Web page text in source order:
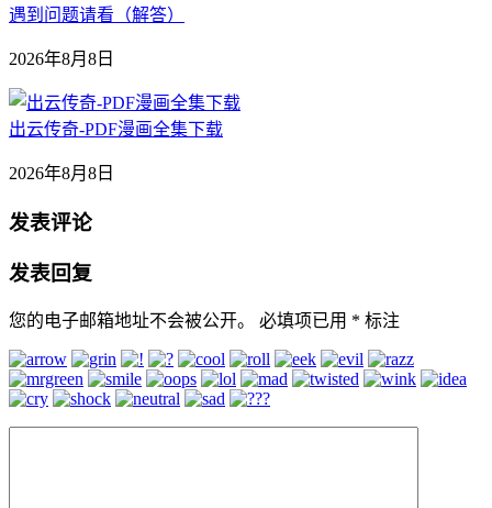
遇到问题请看（解答）
2026年8月8日
出云传奇-PDF漫画全集下载
2026年8月8日
发表评论
发表回复
您的电子邮箱地址不会被公开。 必填项已用 * 标注